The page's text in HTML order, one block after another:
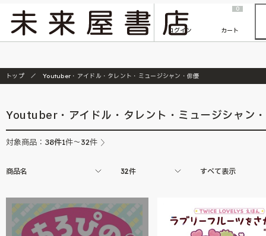
『ONE PIECE magazine 021 ONE PIECEカード付き同梱版』発売延期のご案内
ログイン
0
カート
トップ Youtuber・アイドル・タレント・ミュージシャン・俳優
Youtuber・アイドル・タレント・ミュージシャン
対象商品： 38件1件～32件
商品名 32件 すべて表示